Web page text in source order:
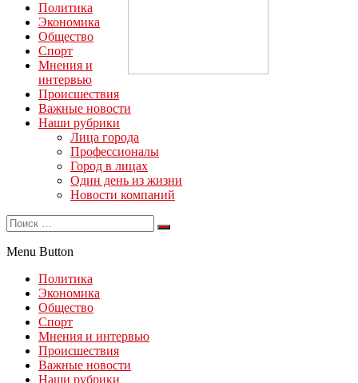
Политика
Экономика
Общество
Спорт
Мнения и
интервью
Происшествия
Важные новости
Наши рубрики
Лица города
Профессионалы
Город в лицах
Один день из жизни
Новости компаний
Menu Button
Политика
Экономика
Общество
Спорт
Мнения и интервью
Происшествия
Важные новости
Наши рубрики